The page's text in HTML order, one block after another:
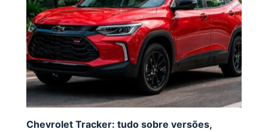
Chevrolet Tracker: tudo sobre versões,